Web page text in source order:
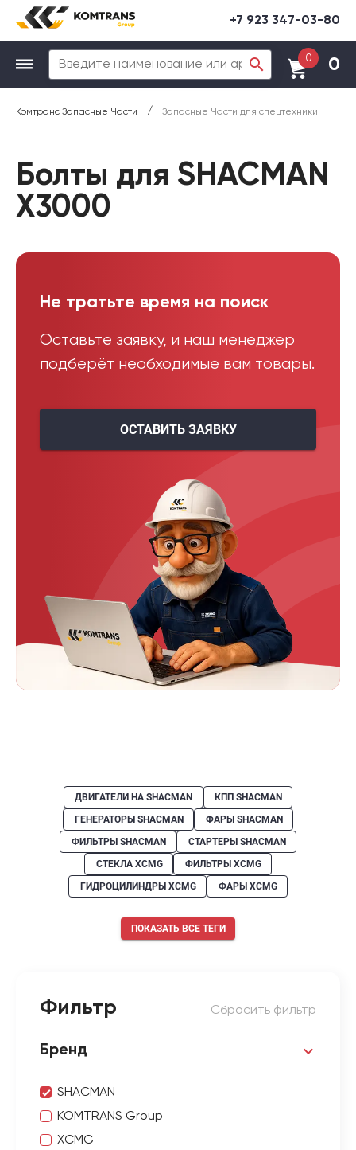
+7 923 347-03-80
0 0
Комтранс Запасные Части / Запасные Части для спецтехники
Болты для SHACMAN
X3000
Не тратьте время на поиск
Оставьте заявку, и наш менеджер
подберёт необходимые вам товары.
ОСТАВИТЬ ЗАЯВКУ
ДВИГАТЕЛИ НА SHACMAN
КПП SHACMAN
ГЕНЕРАТОРЫ SHACMAN
ФАРЫ SHACMAN
ФИЛЬТРЫ SHACMAN
СТАРТЕРЫ SHACMAN
СТЕКЛА XCMG
ФИЛЬТРЫ XCMG
ГИДРОЦИЛИНДРЫ XCMG
ФАРЫ XCMG
ПОКАЗАТЬ ВСЕ ТЕГИ
Фильтр Сбросить фильтр
Бренд
SHACMAN
KOMTRANS Group
XCMG